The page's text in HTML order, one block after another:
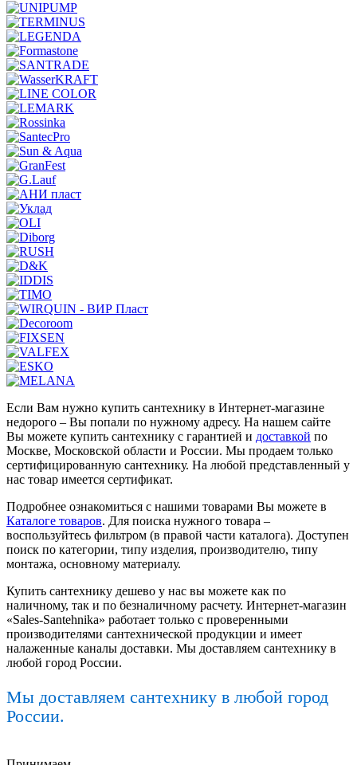
Если Вам нужно купить сантехнику в Интернет-магазине
недорого – Вы попали по нужному адресу. На нашем сайте
Вы можете купить сантехнику с гарантией и доставкой по
Москве, Московской области и России. Мы продаем только
сертифицированную сантехнику. На любой представленный у
нас товар имеется сертификат.
Подробнее ознакомиться с нашими товарами Вы можете в
Каталоге товаров. Для поиска нужного товара –
воспользуйтесь фильтром (в правой части каталога). Доступен
поиск по категории, типу изделия, производителю, типу
монтажа, основному материалу.
Купить сантехнику дешево у нас вы можете как по
наличному, так и по безналичному расчету. Интернет-магазин
«Sales-Santehnika» работает только с проверенными
производителями сантехнической продукции и имеет
налаженные каналы доставки. Мы доставляем сантехнику в
любой город России.
Мы доставляем сантехнику в любой город
России.